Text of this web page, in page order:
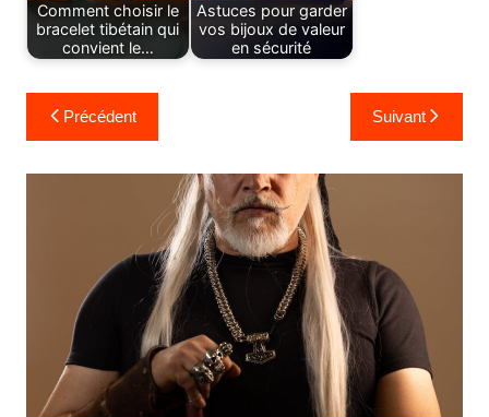
Comment choisir le
bracelet tibétain qui
convient le…
Astuces pour garder
vos bijoux de valeur
en sécurité
Navigation
de
l’article
Précédent Suivant